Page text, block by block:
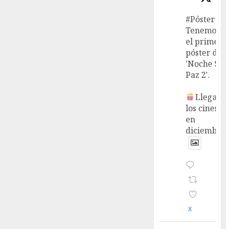
#Póster
Tenemos
el primer
póster de
'Noche
Paz 2'.
Llega a
los cines
en
X